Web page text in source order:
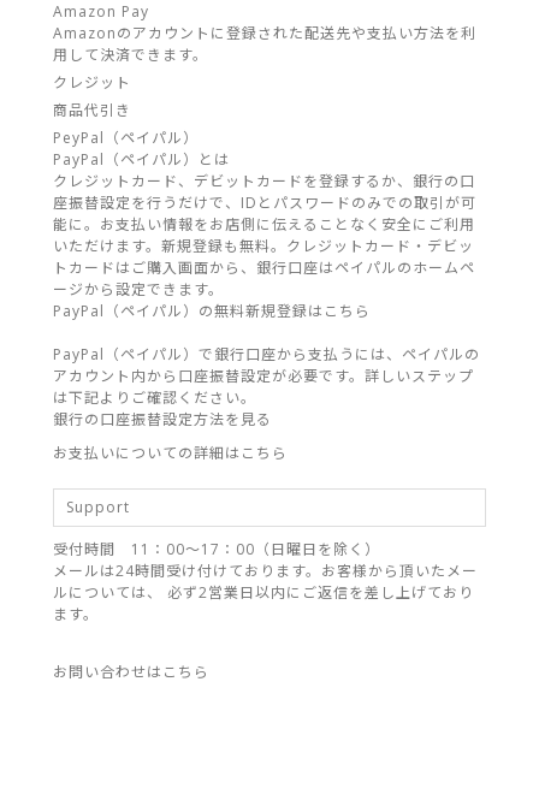
Amazon Pay
Amazonのアカウントに登録された配送先や支払い方法を利
用して決済できます。
クレジット
商品代引き
PeyPal（ペイパル）
PayPal（ペイパル）とは
クレジットカード、デビットカードを登録するか、銀行の口
座振替設定を行うだけで、IDとパスワードのみでの取引が可
能に。お支払い情報をお店側に伝えることなく安全にご利用
いただけます。新規登録も無料。クレジットカード・デビッ
トカードはご購入画面から、銀行口座はペイパルのホームペ
ージから設定できます。
PayPal（ペイパル）の無料新規登録はこちら
PayPal（ペイパル）で銀行口座から支払うには、ペイパルの
アカウント内から口座振替設定が必要です。詳しいステップ
は下記よりご確認ください。
銀行の口座振替設定方法を見る
お支払いについての詳細はこちら
Support
受付時間 11：00～17：00（日曜日を除く）
メールは24時間受け付けております。お客様から頂いたメー
ルについては、 必ず2営業日以内にご返信を差し上げており
ます。
お問い合わせはこちら